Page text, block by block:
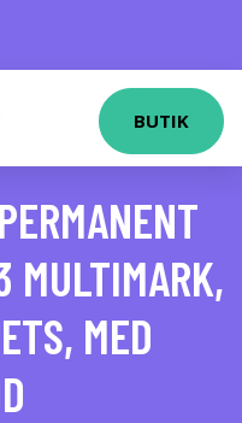
BUTIK
MULTIMARK,
MED